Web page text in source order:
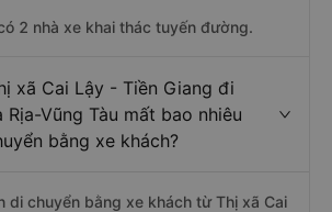
2 nhà xe khai thác tuyến đường.
xã Cai Lậy - Tiền Giang đi
Rịa-Vũng Tàu mất bao nhiêu
bằng xe khách?
di chuyển bằng xe khách từ Thị xã Cai